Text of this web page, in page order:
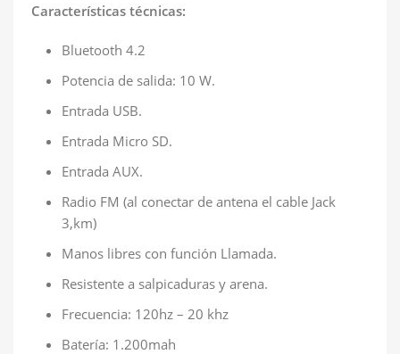
Características técnicas:
Bluetooth 4.2
Potencia de salida: 10 W.
Entrada USB.
Entrada Micro SD.
Entrada AUX.
Radio FM (al conectar de antena el cable Jack
3,km)
Manos libres con función Llamada.
Resistente a salpicaduras y arena.
Frecuencia: 120hz – 20 khz
Batería: 1.200mah